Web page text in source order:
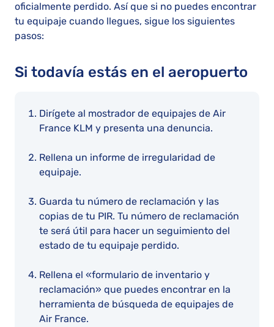
oficialmente perdido. Así que si no puedes encontrar
tu equipaje cuando llegues, sigue los siguientes
pasos:
Si todavía estás en el aeropuerto
Dirígete al mostrador de equipajes de Air
France KLM y presenta una denuncia.
Rellena un informe de irregularidad de
equipaje.
Guarda tu número de reclamación y las
copias de tu PIR. Tu número de reclamación
te será útil para hacer un seguimiento del
estado de tu equipaje perdido.
Rellena el «formulario de inventario y
reclamación» que puedes encontrar en la
herramienta de búsqueda de equipajes de
Air France.